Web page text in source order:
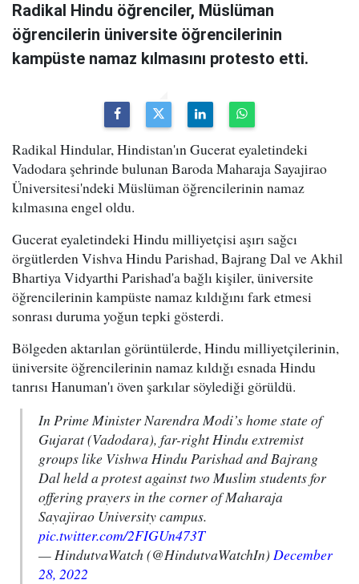
Radikal Hindu öğrenciler, Müslüman
öğrencilerin üniversite öğrencilerinin
kampüste namaz kılmasını protesto etti.
Radikal Hindular, Hindistan'ın Gucerat eyaletindeki
Vadodara şehrinde bulunan Baroda Maharaja Sayajirao
Üniversitesi'ndeki Müslüman öğrencilerinin namaz
kılmasına engel oldu.
Gucerat eyaletindeki Hindu milliyetçisi aşırı sağcı
örgütlerdenVishva Hindu Parishad, Bajrang Dal ve Akhil
Bhartiya Vidyarthi Parishad'a bağlı kişiler, üniversite
öğrencilerinin kampüste namaz kıldığını fark etmesi
sonrası duruma yoğun tepki gösterdi.
Bölgeden aktarılan görüntülerde, Hindu milliyetçilerinin,
üniversite öğrencilerinin namaz kıldığı esnada Hindu
tanrısı Hanuman'ı öven şarkılar söylediği görüldü.
In Prime Minister Narendra Modi’s home state of
Gujarat (Vadodara), far-right Hindu extremist
groups like Vishwa Hindu Parishad and Bajrang
Dal held a protest against two Muslim students for
offering prayers in the corner of Maharaja
Sayajirao University campus.
pic.twitter.com/2FIGUn473T
— HindutvaWatch (@HindutvaWatchIn) December
28, 2022